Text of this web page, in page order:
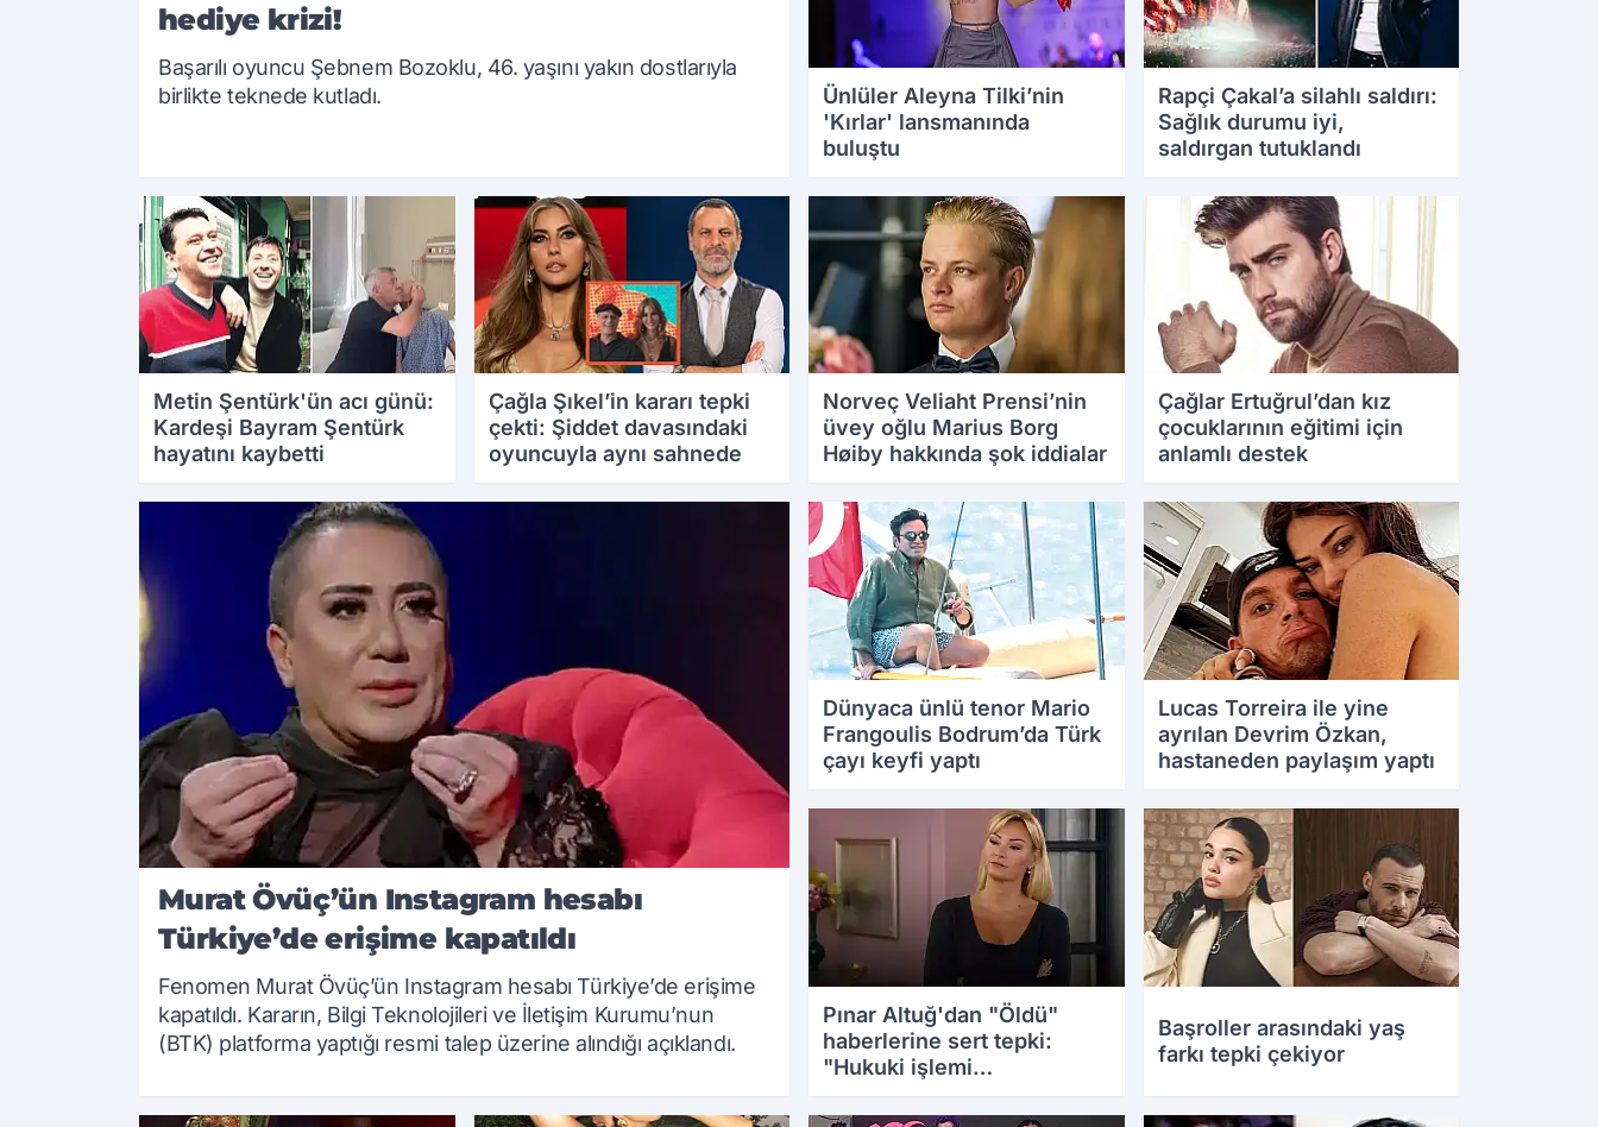
hediye krizi!
Başarılı oyuncu Şebnem Bozoklu, 46. yaşını yakın dostlarıyla
birlikte teknede kutladı.
Ünlüler Aleyna Tilki’nin
'Kırlar' lansmanında
buluştu
Rapçi Çakal’a silahlı saldırı:
Sağlık durumu iyi,
saldırgan tutuklandı
Metin Şentürk'ün acı günü:
Kardeşi Bayram Şentürk
hayatını kaybetti
22.08.2025 12:24
Çağla Şıkel’in kararı tepki
çekti: Şiddet davasındaki
oyuncuyla aynı sahnede
22.08.2025 10:03
Norveç Veliaht Prensi’nin
üvey oğlu Marius Borg
Høiby hakkında şok iddialar
21.08.2025 10:44
Çağlar Ertuğrul’dan kız
çocuklarının eğitimi için
anlamlı destek
20.08.2025 11:10
Murat Övüç’ün Instagram hesabı
Türkiye’de erişime kapatıldı
Fenomen Murat Övüç’ün Instagram hesabı Türkiye’de erişime
kapatıldı. Kararın, Bilgi Teknolojileri ve İletişim Kurumu’nun
(BTK) platforma yaptığı resmi talep üzerine alındığı açıklandı.
Dünyaca ünlü tenor Mario
Frangoulis Bodrum’da Türk
çayı keyfi yaptı
19.08.2025 14:16
Lucas Torreira ile yine
ayrılan Devrim Özkan,
hastaneden paylaşım yaptı
19.08.2025 13:03
Pınar Altuğ'dan "Öldü"
haberlerine sert tepki:
"Hukuki işlemi
Başroller arasındaki yaş
farkı tepki çekiyor